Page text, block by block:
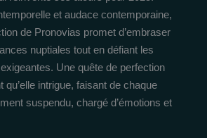
et audace contemporaine,
de Pronovias promet d’embraser
nuptiales tout en défiant les
Une quête de perfection
qu’elle intrigue, faisant de chaque
suspendu, chargé d’émotions et